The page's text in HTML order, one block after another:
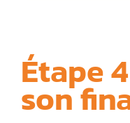
Étape
son